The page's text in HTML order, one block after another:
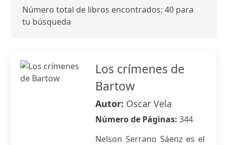
Número total de libros encontrados: 40 para
tu búsqueda
Los crímenes de
Bartow
Autor: Oscar Vela
Número de Páginas: 344
Nelson Serrano Sáenz es el